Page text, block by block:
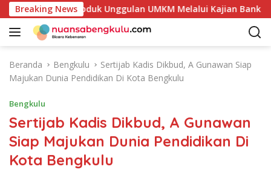
a
Breaking News
Potensi Produk Unggulan UMKM Melalui Kajian Bank
Beranda Bengkulu
Sertijab Kadis Dikbud, A Gunawan Siap
Majukan Dunia Pendidikan Di Kota Bengkulu
Bengkulu
Sertijab Kadis Dikbud, A Gunawan
Siap Majukan Dunia Pendidikan Di
Kota Bengkulu